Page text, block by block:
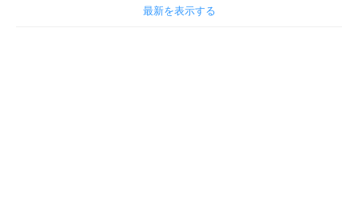
最新を表示する